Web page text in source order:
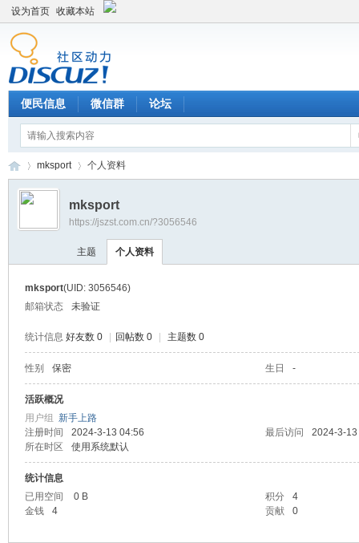
设为首页 收藏本站
便民信息 微信群 论坛
›
mksport 个人资料
mksport
https://jszst.com.cn/?3056546
主题 个人资料
mksport(UID: 3056546)
邮箱状态
未验证
统计信息 好友数 0 回帖数 0 主题数 0
性别 保密 生日 -
活跃概况
用户组 新手上路
注册时间
2024-3-13 04:56 最后访问
2024-3-
所在时区
使用系统默认
统计信息
已用空间
0 B 积分
4
金钱
4 贡献 0